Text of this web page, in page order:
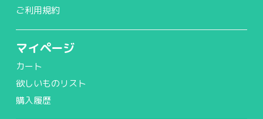
ご利用規約
マイページ
カート
欲しいものリスト
購入履歴